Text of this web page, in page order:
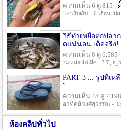
ความเห็น 6 ดู 815
ปลางับคับ - 6 เดือน, ป
วิธีทำเหยื่อตกปลา
ดแน่นอน เด็ดจริง!
ความเห็น 8 ดู 6,585
7ม่หล่๑llต่lลีe - 3 ปี ,
PART 3 ... รูปที่เ
"
ความเห็น 48 ดู 7,198
อาทิตย์วงศ์สุวรรณ -
ห้องคลิปทั่วไป